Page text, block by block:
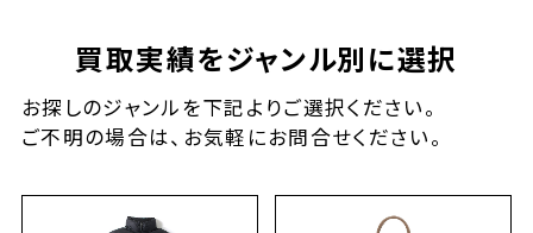
買取実績をジャンル別に選択
お探しのジャンルを下記よりご選択ください。
ご不明の場合は、お気軽にお問合せください。